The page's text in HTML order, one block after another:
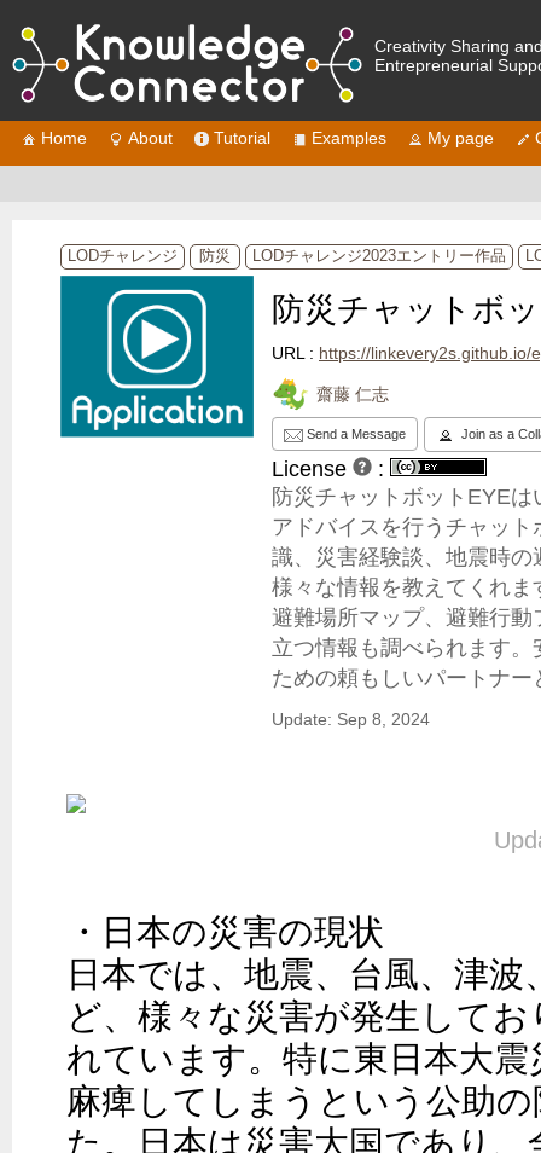
Creativity Sharing
Entrepreneurial
Home About Tutorial Examples My page
LODチャレンジ 防災 LODチャレンジ2023エントリー作品
防災チャットボ
URL : https://linkevery2s.github.io/
齋藤 仁志
Send a Message Join as a
License
:
防災チャットボットEYE
アドバイスを行うチャッ
識、災害経験談、地震時
様々な情報を教えてくれ
避難場所マップ、避難行
立つ情報も調べられます
ための頼もしいパートナー
Update: Sep 8, 2024
・日本の災害の現状
日本では、地震、台風、津
ど、様々な災害が発生して
れています。特に東日本大
麻痺してしまうという公助
た。日本は災害大国であり